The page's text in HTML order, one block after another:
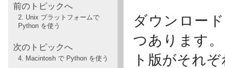
ダウンロー
つあります
ト版がそれ
前のトピックへ
2. Unix プラットフォームで
Python を使う
次のトピックへ
4. Macintosh で Python を使う